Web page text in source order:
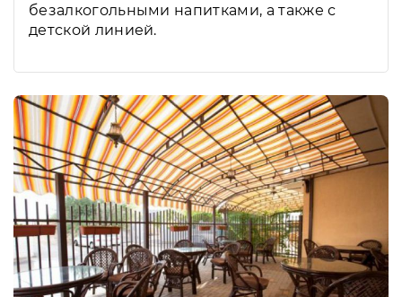
безалкогольными напитками, а также с
детской линией.